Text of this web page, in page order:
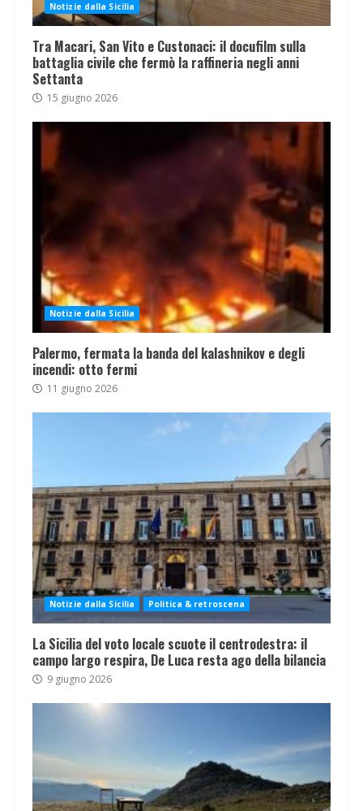
Notizie dalla Sicilia
Tra Macari, San Vito e Custonaci: il docufilm sulla
battaglia civile che fermò la raffineria negli anni
Settanta
15 giugno 2026
Notizie dalla Sicilia
Palermo, fermata la banda del kalashnikov e degli
incendi: otto fermi
11 giugno 2026
Notizie dalla Sicilia Politica & retroscena
La Sicilia del voto locale scuote il centrodestra: il
campo largo respira, De Luca resta ago della bilancia
9 giugno 2026